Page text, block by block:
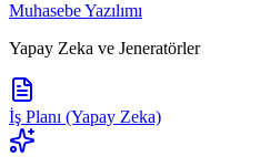
Muhasebe Yazılımı
Yapay Zeka ve Jeneratörler
İş Planı (Yapay Zeka)